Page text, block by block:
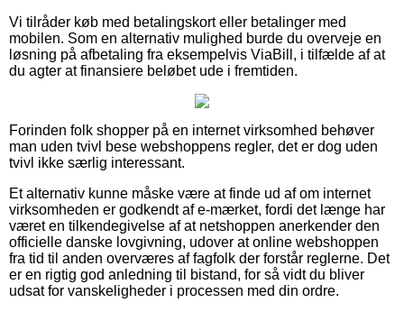
Vi tilråder køb med betalingskort eller betalinger med
mobilen. Som en alternativ mulighed burde du overveje en
løsning på afbetaling fra eksempelvis ViaBill, i tilfælde af at
du agter at finansiere beløbet ude i fremtiden.
Forinden folk shopper på en internet virksomhed behøver
man uden tvivl bese webshoppens regler, det er dog uden
tvivl ikke særlig interessant.
Et alternativ kunne måske være at finde ud af om internet
virksomheden er godkendt af e-mærket, fordi det længe har
været en tilkendegivelse af at netshoppen anerkender den
officielle danske lovgivning, udover at online webshoppen
fra tid til anden overværes af fagfolk der forstår reglerne. Det
er en rigtig god anledning til bistand, for så vidt du bliver
udsat for vanskeligheder i processen med din ordre.